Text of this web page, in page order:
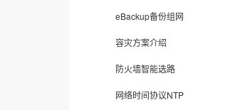
eBackup备份组网
容灾方案介绍
防火墙智能选路
网络时间协议NTP